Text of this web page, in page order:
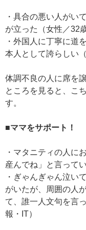
・具合の悪い人がい
が立った（女性／32
・外国人に丁寧に道
本人として誇らしい
体調不良の人に席を
ところを見ると、こ
す。
■ママをサポート！
・マタニティの人に
産んでね」と言って
・ぎゃんぎゃん泣い
がいたが、周囲の人
て、誰一人文句を言
報・IT）